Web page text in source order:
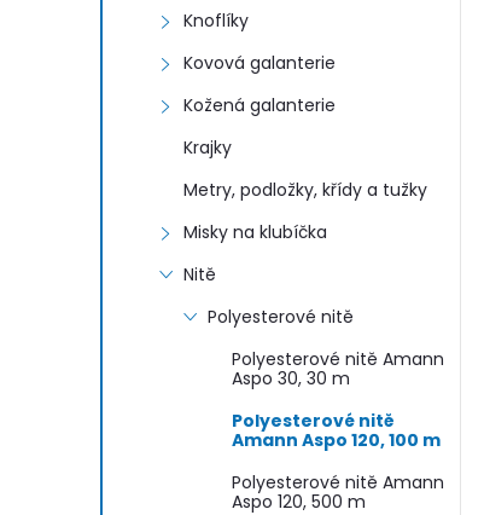
Knoflíky
Kovová galanterie
Kožená galanterie
Krajky
Metry, podložky, křídy a tužky
Misky na klubíčka
Nitě
Polyesterové nitě
Polyesterové nitě Amann
Aspo 30, 30 m
Polyesterové nitě
Amann Aspo 120, 100 m
Polyesterové nitě Amann
Aspo 120, 500 m